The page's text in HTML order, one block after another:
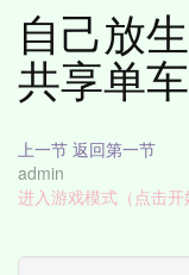
自己放
共享单车
上一节 返回第一节
admin
进入游戏模式（点击开